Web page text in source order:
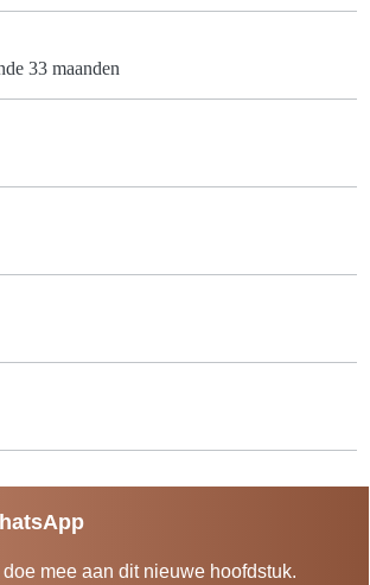
33 maanden
mee aan dit nieuwe hoofdstuk.